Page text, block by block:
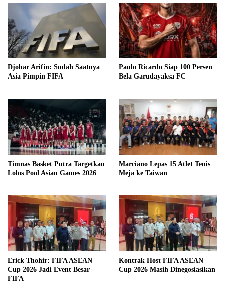
Djohar Arifin: Sudah Saatnya
Asia Pimpin FIFA
Paulo Ricardo Siap 100 Persen
Bela Garudayaksa FC
Timnas Basket Putra Targetkan
Lolos Pool Asian Games 2026
Marciano Lepas 15 Atlet Tenis
Meja ke Taiwan
Erick Thohir: FIFA ASEAN
Cup 2026 Jadi Event Besar
FIFA
Kontrak Host FIFA ASEAN
Cup 2026 Masih Dinegosiasikan